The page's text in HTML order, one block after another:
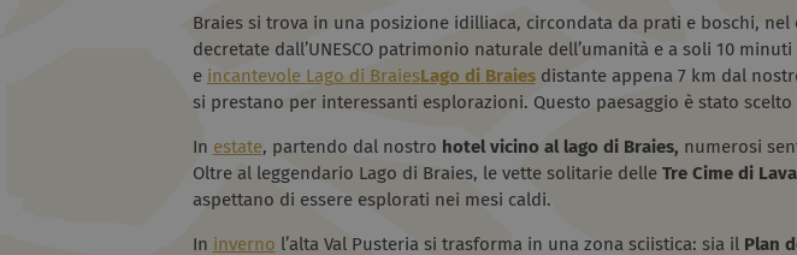
Braies si trova in una posizione idilliaca, circondata da prati e boschi, nel
decretate dall’UNESCO patrimonio naturale dell’umanità e a soli 10
e incantevole Lago di BraiesLago di Braiesdistante appena 7 km dal
si prestano per interessanti esplorazioni. Questo paesaggio è stato
In estate, partendo dal nostro hotel vicino al lago di Braies, numerosi
Oltre al leggendario Lago di Braies, le vette solitarie delle Tre Cime di
aspettano di essere esplorati nei mesi caldi.
In inverno l’alta Val Pusteria si trasforma in una zona sciistica: sia il Plan